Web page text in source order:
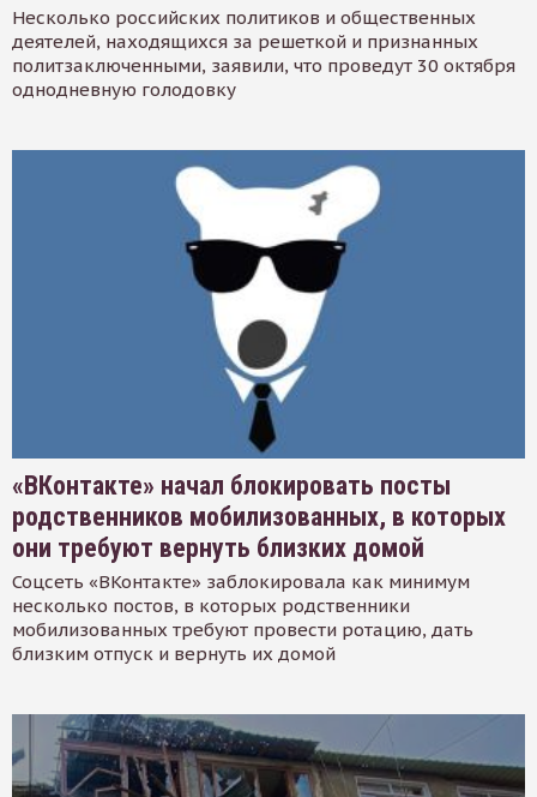
Несколько российских политиков и общественных
деятелей, находящихся за решеткой и признанных
политзаключенными, заявили, что проведут 30 октября
однодневную голодовку
«ВКонтакте» начал блокировать посты
родственников мобилизованных, в которых
они требуют вернуть близких домой
Соцсеть «ВКонтакте» заблокировала как минимум
несколько постов, в которых родственники
мобилизованных требуют провести ротацию, дать
близким отпуск и вернуть их домой